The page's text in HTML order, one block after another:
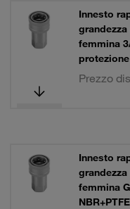
Innesto
femmina
protezione
Prezzo
Innesto
femmina
NBR+PTFE